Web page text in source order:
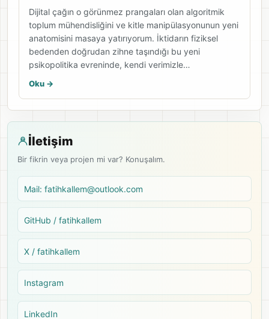
Dijital çağın o görünmez prangaları olan algoritmik
toplum mühendisliğini ve kitle manipülasyonunun yeni
anatomisini masaya yatırıyorum. İktidarın fiziksel
bedenden doğrudan zihne taşındığı bu yeni
psikopolitika evreninde, kendi verimizle…
Oku ->
İletişim
Bir fikrin veya projen mi var? Konuşalım.
Mail: fatihkallem@outlook.com
GitHub / fatihkallem
X / fatihkallem
Instagram
LinkedIn